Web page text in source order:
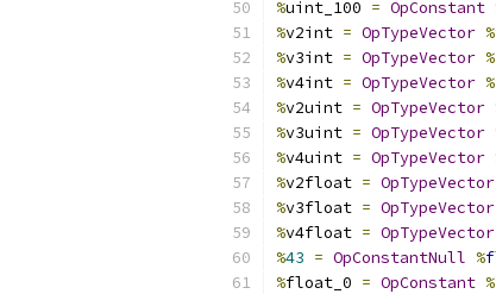
%uint_100 = OpConstant
%v2int = OpTypeVector %
%v3int = OpTypeVector %
%v4int = OpTypeVector %
%v2uint = OpTypeVector
%v3uint = OpTypeVector
%v4uint = OpTypeVector
%v2float = OpTypeVector
%v3float = OpTypeVector
%v4float = OpTypeVector
%43 = OpConstantNull %
%float_0 = OpConstant %